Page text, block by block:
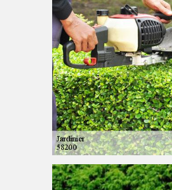
Hoerter Joseph
Artisan
58200
Jardinier aguerri à
tarif raisonnable pour